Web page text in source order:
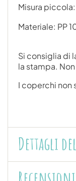
Misura piccola:
Materiale: PP
Si consiglia di
la stampa.
I coperchi non
Dettagli